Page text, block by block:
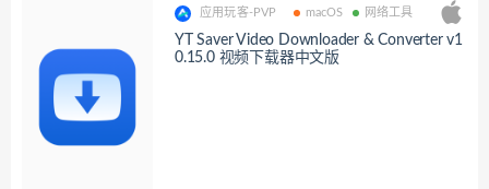
应用玩客-PVP macOS 网络工具
YT Saver Video Downloader & Converter v1
0.15.0 视频下载器中文版